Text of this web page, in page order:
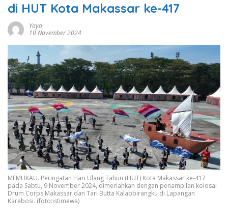
di HUT Kota Makassar ke-417
Yaya
10 November 2024
MEMUKAU. Peringatan Hari Ulang Tahun (HUT) Kota Makassar ke-417
pada Sabtu, 9 November 2024, dimeriahkan dengan penampilan kolosal
Drum Corps Makassar dan Tari Butta Kalabbirangku di Lapangan
Karebosi. (foto:istimewa)